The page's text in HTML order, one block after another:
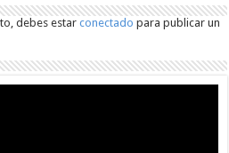
debes estarconectado para publicar un